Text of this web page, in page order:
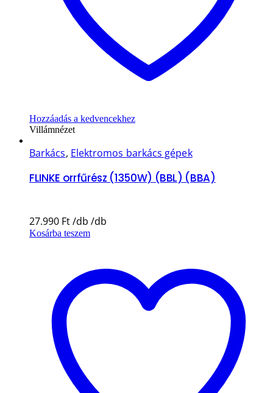
Hozzáadás a kedvencekhez
Villámnézet
Barkács, Elektromos barkács gépek
FLINKE orrfűrész (1350W) (BBL) (BBA)
27.990 Ft
Kosárba teszem